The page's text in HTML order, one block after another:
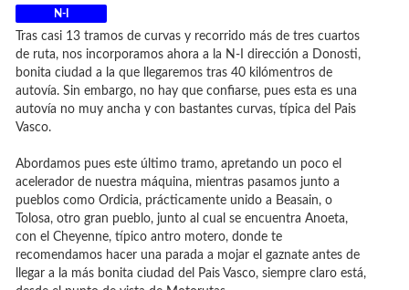
N-I
Tras casi 13 tramos de curvas y recorrido más de tres cuartos
de ruta, nos incorporamos ahora a la N-I dirección a Donosti,
bonita ciudad a la que llegaremos tras 40 kilómentros de
autovía. Sin embargo, no hay que confiarse, pues esta es una
autovía no muy ancha y con bastantes curvas, típica del Pais
Vasco.
Abordamos pues este último tramo, apretando un poco el
acelerador de nuestra máquina, mientras pasamos junto a
pueblos como Ordicia, prácticamente unido a Beasain, o
Tolosa, otro gran pueblo, junto al cual se encuentra Anoeta,
con el Cheyenne, típico antro motero, donde te
recomendamos hacer una parada a mojar el gaznate antes de
llegar a la más bonita ciudad del Pais Vasco, siempre claro está,